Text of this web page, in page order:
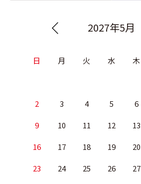
2027年5月
日 月 火 水 木
2 3 4 5 6
9 10 11 12 13
16 17 18 19 20
23 24 25 26 27